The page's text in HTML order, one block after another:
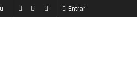
Entrar